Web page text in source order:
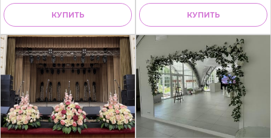
КУПИТЬ КУПИТЬ